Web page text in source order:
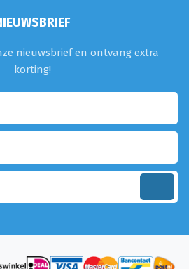
nieuwsbrief en ontvang extra
korting!